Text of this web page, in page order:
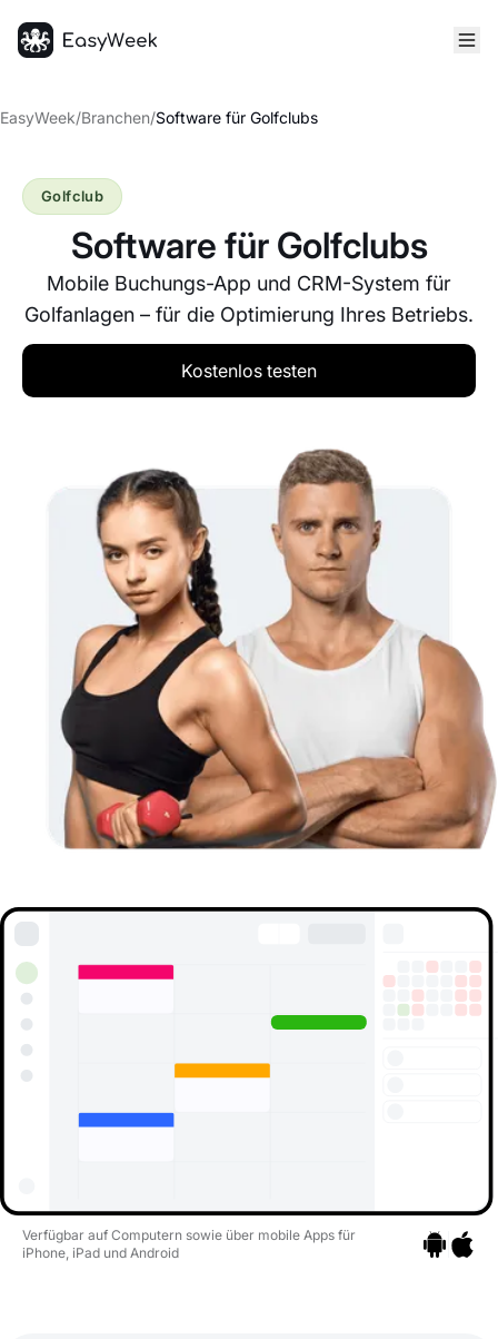
EasyWeek/Branchen/Software für Golfclubs
Software für Golfclubs
Mobile Buchungs-App und CRM-System für
Golfanlagen – für die Optimierung Ihres Betriebs.
Golfclub
Kostenlos testen
Verfügbar auf Computern sowie über mobile Apps für
iPhone, iPad und Android